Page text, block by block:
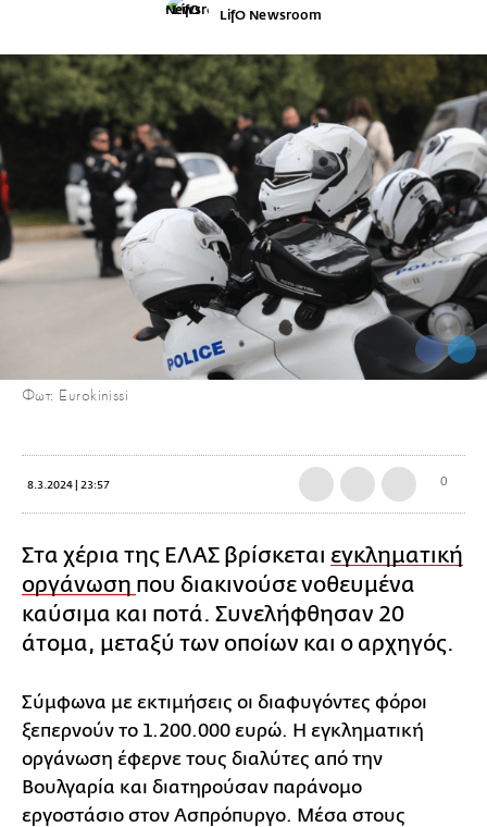
LifO Newsroom
Φωτ: Eurokinissi
8.3.2024 | 23:57 0
Στα χέρια της ΕΛΑΣ βρίσκεται εγκληματική
οργάνωση που διακινούσε νοθευμένα
καύσιμα και ποτά. Συνελήφθησαν 20
άτομα, μεταξύ των οποίων και ο αρχηγός.
Σύμφωνα με εκτιμήσεις οι διαφυγόντες φόροι
ξεπερνούν το 1.200.000 ευρώ. Η εγκληματική
οργάνωση έφερνε τους διαλύτες από την
Βουλγαρία και διατηρούσαν παράνομο
εργοστάσιο στον Ασπρόπυργο. Μέσα στους